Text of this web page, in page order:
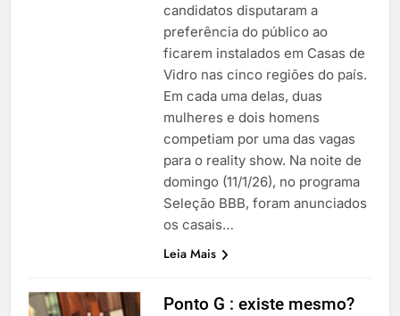
candidatos disputaram a
preferência do público ao
ficarem instalados em Casas de
Vidro nas cinco regiões do país.
Em cada uma delas, duas
mulheres e dois homens
competiam por uma das vagas
para o reality show. Na noite de
domingo (11/1/26), no programa
Seleção BBB, foram anunciados
os casais…
Leia Mais
Ponto G : existe mesmo?